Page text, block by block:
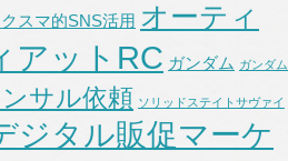
スマ的SNS活用 オーティ
アットRC ガンダム ガンダム
サル依頼 ソリッドステイトサヴァイ
ジタル販促マーケ